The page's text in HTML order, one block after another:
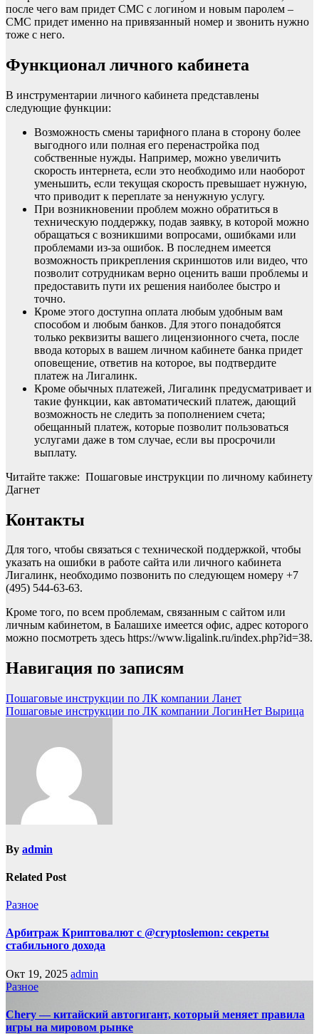
после чего вам придет СМС с логином и новым паролем –
СМС придет именно на привязанный номер и звонить нужно
тоже с него.
Функционал личного кабинета
В инструментарии личного кабинета представлены
следующие функции:
Возможность смены тарифного плана в сторону более
выгодного или полная его перенастройка под
собственные нужды. Например, можно увеличить
скорость интернета, если это необходимо или наоборот
уменьшить, если текущая скорость превышает нужную,
что приводит к переплате за ненужную услугу.
При возникновении проблем можно обратиться в
техническую поддержку, подав заявку, в которой можно
обращаться с возникшими вопросами, ошибками или
проблемами из-за ошибок. В последнем имеется
возможность прикрепления скриншотов или видео, что
позволит сотрудникам верно оценить ваши проблемы и
предоставить пути их решения наиболее быстро и
точно.
Кроме этого доступна оплата любым удобным вам
способом и любым банков. Для этого понадобятся
только реквизиты вашего лицензионного счета, после
ввода которых в вашем личном кабинете банка придет
оповещение, ответив на которое, вы подтвердите
платеж на Лигалинк.
Кроме обычных платежей, Лигалинк предусматривает и
такие функции, как автоматический платеж, дающий
возможность не следить за пополнением счета;
обещанный платеж, которые позволит пользоваться
услугами даже в том случае, если вы просрочили
выплату.
Читайте также: Пошаговые инструкции по личному кабинету
Дагнет
Контакты
Для того, чтобы связаться с технической поддержкой, чтобы
указать на ошибки в работе сайта или личного кабинета
Лигалинк, необходимо позвонить по следующем номеру +7
(495) 544-63-63.
Кроме того, по всем проблемам, связанным с сайтом или
личным кабинетом, в Балашихе имеется офис, адрес которого
можно посмотреть здесь https://www.ligalink.ru/index.php?id=38.
Навигация по записям
Пошаговые инструкции по ЛК компании Ланет
Пошаговые инструкции по ЛК компании ЛогинНет Вырица
By admin
Related Post
Разное
Арбитраж Криптовалют с @cryptoslemon: секреты
стабильного дохода
Окт 19, 2025 admin
Разное
Chery — китайский автогигант, который меняет правила
игры на мировом рынке